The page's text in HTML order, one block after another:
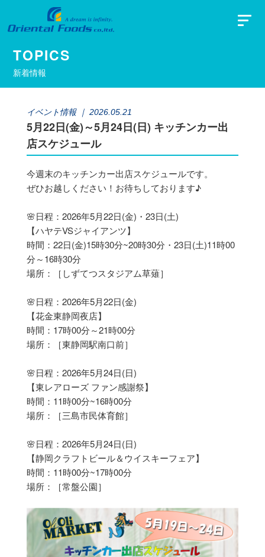
TOPICS
新着情報
イベント情報 ｜ 2026.05.21
5月22日(金)～5月24日(日) キッチンカー出
店スケジュール
今週末のキッチンカー出店スケジュールです。
ぜひお越しください！お待ちしております♪
🌸日程：2026年5月22日(金)・23日(土)
【ハヤテVSジャイアンツ】
時間：22日(金)15時30分~20時30分・23日(土)11時00
分～16時30分
場所：［しずてつスタジアム草薙］
🌸日程：2026年5月22日(金)
【花金東静岡夜店】
時間：17時00分～21時00分
場所：［東静岡駅南口前］
🌸日程：2026年5月24日(日)
【東レアローズ ファン感謝祭】
時間：11時00分~16時00分
場所：［三島市民体育館］
🌸日程：2026年5月24日(日)
【静岡クラフトビール＆ウイスキーフェア】
時間：11時00分~17時00分
場所：［常盤公園］